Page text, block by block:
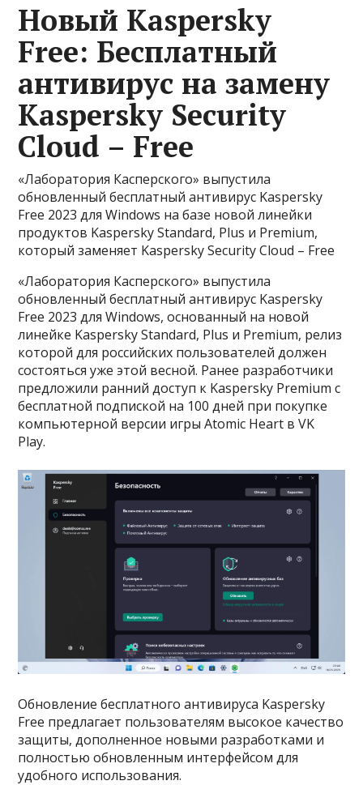
Новый Kaspersky
Free: Бесплатный
антивирус на замену
Kaspersky Security
Cloud – Free
«Лаборатория Касперского» выпустила
обновленный бесплатный антивирус Kaspersky
Free 2023 для Windows на базе новой линейки
продуктов Kaspersky Standard, Plus и Premium,
который заменяет Kaspersky Security Cloud – Free
«Лаборатория Касперского» выпустила
обновленный бесплатный антивирус Kaspersky
Free 2023 для Windows, основанный на новой
линейке Kaspersky Standard, Plus и Premium, релиз
которой для российских пользователей должен
состояться уже этой весной. Ранее разработчики
предложили ранний доступ к Kaspersky Premium с
бесплатной подпиской на 100 дней при покупке
компьютерной версии игры Atomic Heart в VK
Play.
Обновление бесплатного антивируса Kaspersky
Free предлагает пользователям высокое качество
защиты, дополненное новыми разработками и
полностью обновленным интерфейсом для
удобного использования.